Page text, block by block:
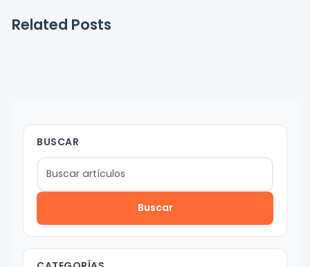
Related Posts
BUSCAR
Buscar